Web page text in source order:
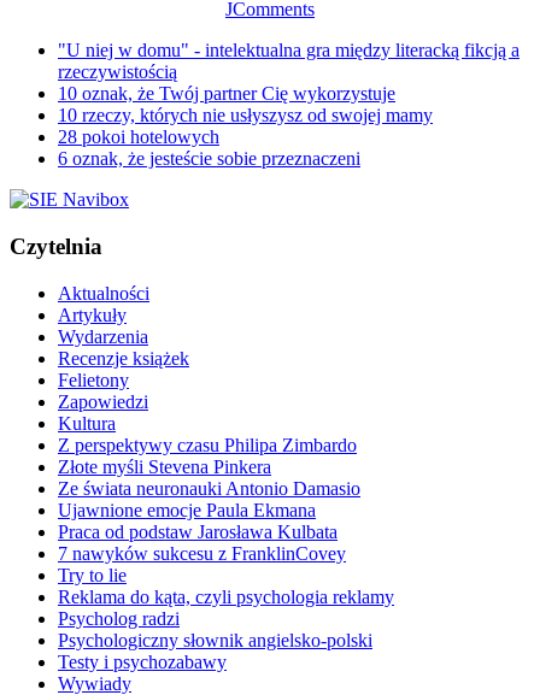
JComments
"U niej w domu" - intelektualna gra między literacką fikcją a
rzeczywistością
10 oznak, że Twój partner Cię wykorzystuje
10 rzeczy, których nie usłyszysz od swojej mamy
28 pokoi hotelowych
6 oznak, że jesteście sobie przeznaczeni
Czytelnia
Aktualności
Artykuły
Wydarzenia
Recenzje książek
Felietony
Zapowiedzi
Kultura
Z perspektywy czasu Philipa Zimbardo
Złote myśli Stevena Pinkera
Ze świata neuronauki Antonio Damasio
Ujawnione emocje Paula Ekmana
Praca od podstaw Jarosława Kulbata
7 nawyków sukcesu z FranklinCovey
Try to lie
Reklama do kąta, czyli psychologia reklamy
Psycholog radzi
Psychologiczny słownik angielsko-polski
Testy i psychozabawy
Wywiady